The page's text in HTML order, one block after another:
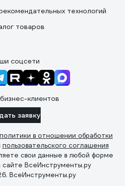
технологий
товаров
соцсети
клиентов
заявку
политики в отношении обработки
пользовательского соглашения
свои данные в любой форме
сайте ВсеИнструменты.ру
ВсеИнструменты.ру